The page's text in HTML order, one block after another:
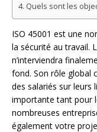
Quels sont les
ISO 45001 est une
la sécurité au travail.
n’interviendra
fond. Son rôle global
des salariés sur leurs
importante tant pour
nombreuses
également votre